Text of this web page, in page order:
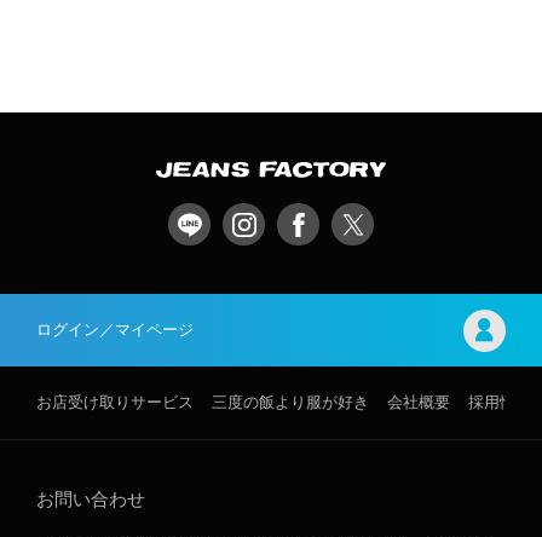
ログイン／マイページ
お店受け取りサービス 三度の飯より服が好き 会社概要 採用情報
お問い合わせ